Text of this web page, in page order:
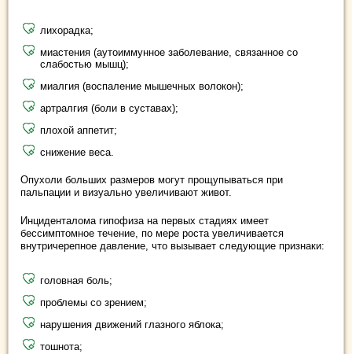
лихорадка;
миастения (аутоиммунное заболевание, связанное со
слабостью мышц);
миалгия (воспаление мышечных волокон);
артралгия (боли в суставах);
плохой аппетит;
снижение веса.
Опухоли больших размеров могут прощупываться при
пальпации и визуально увеличивают живот.
Инциденталома гипофиза на первых стадиях имеет
бессимптомное течение, по мере роста увеличивается
внутричерепное давление, что вызывает следующие признаки:
головная боль;
проблемы со зрением;
нарушения движений глазного яблока;
тошнота;